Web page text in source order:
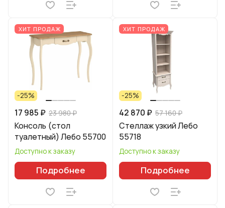
ХИТ ПРОДАЖ
-25%
17 985 ₽ 23 980 ₽
Консоль (стол
туалетный) Лебо 55700
Доступно к заказу
Подробнее
ХИТ ПРОДАЖ
-25%
42 870 ₽ 57 160 ₽
Стеллаж узкий Лебо
55718
Доступно к заказу
Подробнее